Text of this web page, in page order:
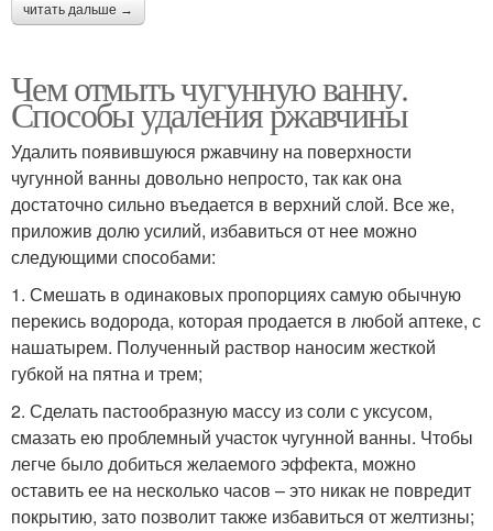
читать дальше →
Чем отмыть чугунную ванну.
Способы удаления ржавчины
Удалить появившуюся ржавчину на поверхности
чугунной ванны довольно непросто, так как она
достаточно сильно въедается в верхний слой. Все же,
приложив долю усилий, избавиться от нее можно
следующими способами:
1. Смешать в одинаковых пропорциях самую обычную
перекись водорода, которая продается в любой аптеке, с
нашатырем. Полученный раствор наносим жесткой
губкой на пятна и трем;
2. Сделать пастообразную массу из соли с уксусом,
смазать ею проблемный участок чугунной ванны. Чтобы
легче было добиться желаемого эффекта, можно
оставить ее на несколько часов – это никак не повредит
покрытию, зато позволит также избавиться от желтизны;